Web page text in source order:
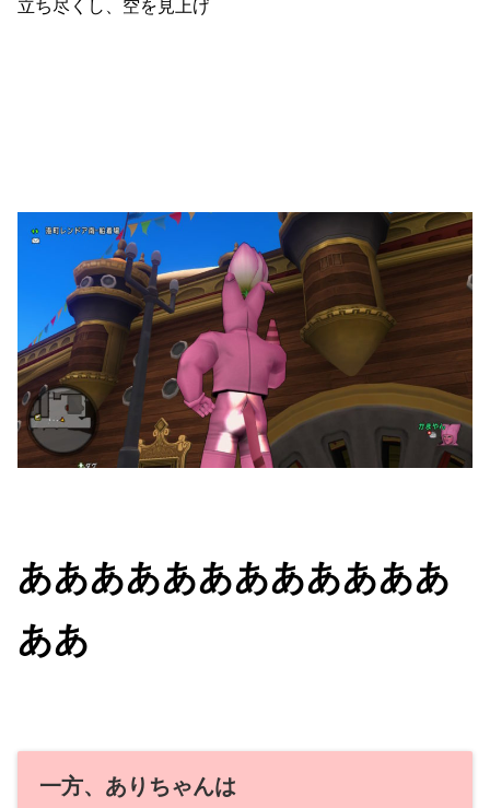
立ち尽くし、空を見上げ
ああああああああああああ
ああ
一方、ありちゃんは